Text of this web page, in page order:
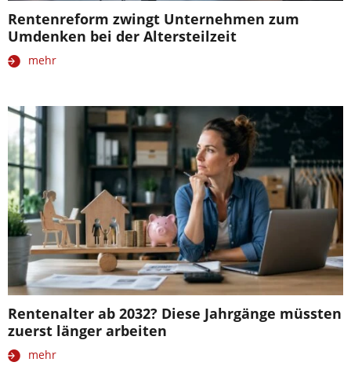
Rentenreform zwingt Unternehmen zum
Umdenken bei der Altersteilzeit
mehr
Rentenalter ab 2032? Diese Jahrgänge müssten
zuerst länger arbeiten
mehr